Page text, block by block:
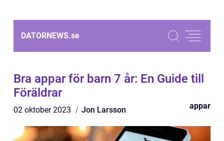
DATORNEWS.se
Bra appar för barn 7 år: En Guide till
Föräldrar
02 oktober 2023 Jon Larsson appar